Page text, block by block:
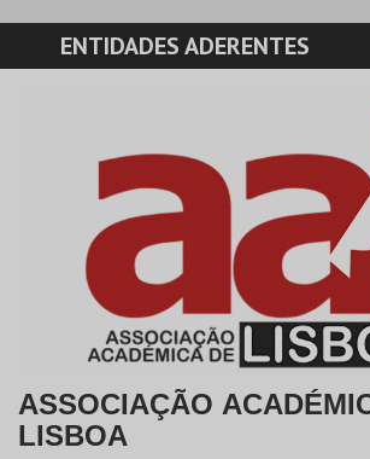
CARRINHO
EVENTOS
PRODUTOS
ENTIDADES ADERENTES
ASSOCIAÇÃO
LISBOA